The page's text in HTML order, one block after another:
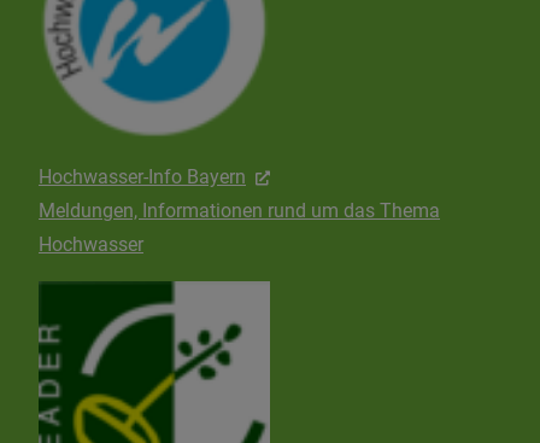
Hochwasser-Info Bayern
Meldungen, Informationen rund um das Thema
Hochwasser